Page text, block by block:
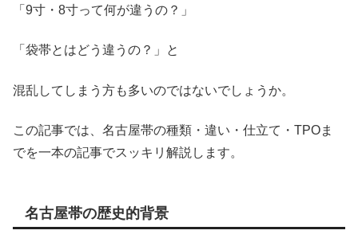
「9寸・8寸って何が違うの？」
「袋帯とはどう違うの？」と
混乱してしまう方も多いのではないでしょうか。
この記事では、名古屋帯の種類・違い・仕立て・TPOま
でを一本の記事でスッキリ解説します。
名古屋帯の歴史的背景